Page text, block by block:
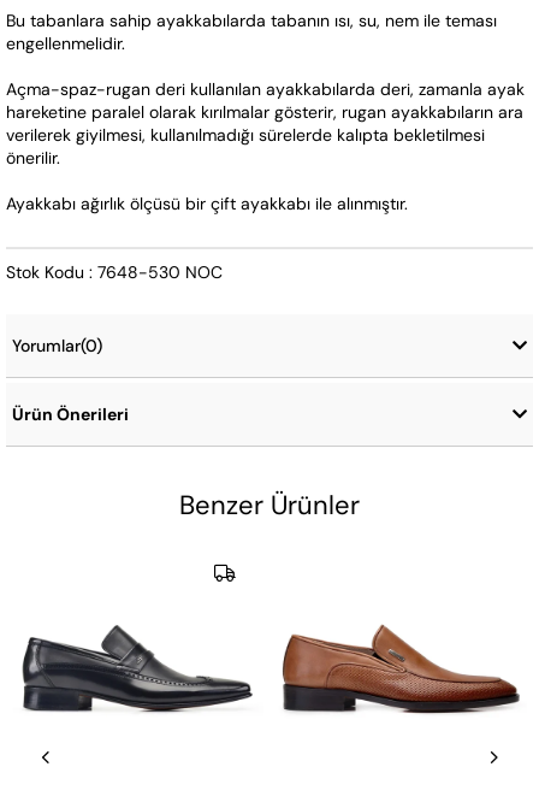
Bu tabanlara sahip ayakkabılarda tabanın ısı, su, nem ile teması
engellenmelidir.
Açma-spaz-rugan deri kullanılan ayakkabılarda deri, zamanla ayak
hareketine paralel olarak kırılmalar gösterir, rugan ayakkabıların ara
verilerek giyilmesi, kullanılmadığı sürelerde kalıpta bekletilmesi
önerilir.
Ayakkabı ağırlık ölçüsü bir çift ayakkabı ile alınmıştır.
Stok Kodu : 7648-530 NOC
Yorumlar(0)
Ürün Önerileri
Benzer Ürünler